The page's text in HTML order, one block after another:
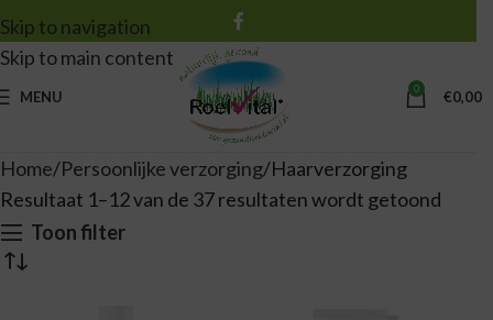
Skip to navigation
Skip to main content
MENU 0 €0,00
Home Persoonlijke verzorging Haarverzorging
Resultaat 1–12 van de 37 resultaten wordt getoond
Toon filter